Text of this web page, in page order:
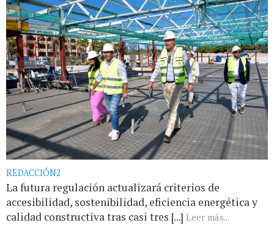
REDACCIÓN2
La futura regulación actualizará criterios de
accesibilidad, sostenibilidad, eficiencia energética y
calidad constructiva tras casi tres [...] Leer más...